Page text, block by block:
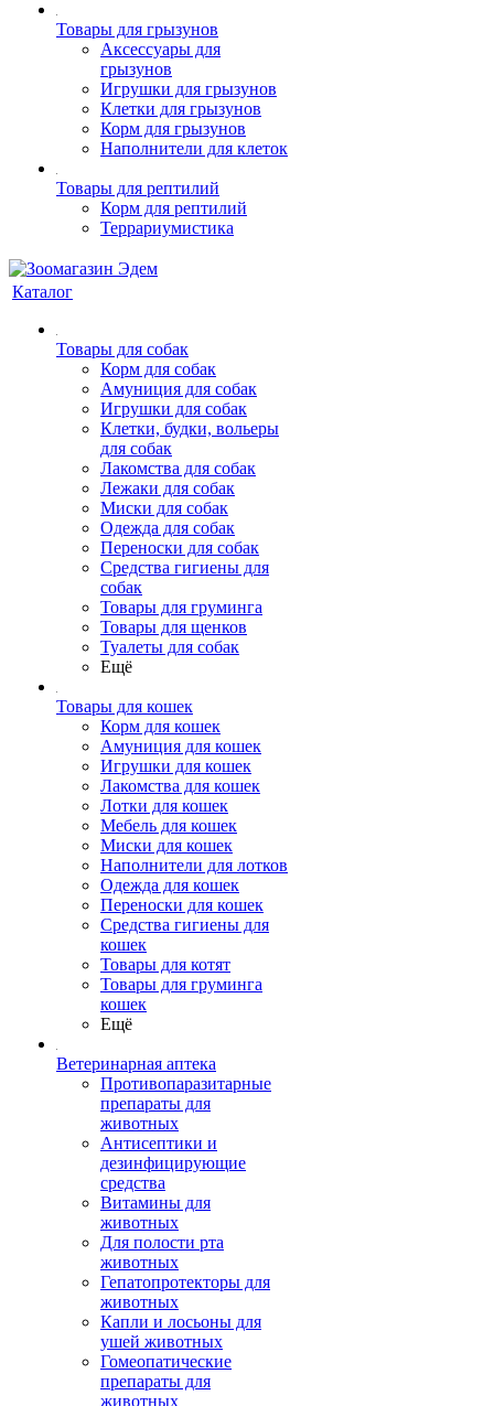
Товары для грызунов
Аксессуары для
грызунов
Игрушки для грызунов
Клетки для грызунов
Корм для грызунов
Наполнители для клеток
Товары для рептилий
Корм для рептилий
Террариумистика
Каталог
Товары для собак
Корм для собак
Амуниция для собак
Игрушки для собак
Клетки, будки, вольеры
для собак
Лакомства для собак
Лежаки для собак
Миски для собак
Одежда для собак
Переноски для собак
Средства гигиены для
собак
Товары для груминга
Товары для щенков
Туалеты для собак
Ещё
Товары для кошек
Корм для кошек
Амуниция для кошек
Игрушки для кошек
Лакомства для кошек
Лотки для кошек
Мебель для кошек
Миски для кошек
Наполнители для лотков
Одежда для кошек
Переноски для кошек
Средства гигиены для
кошек
Товары для котят
Товары для груминга
кошек
Ещё
Ветеринарная аптека
Противопаразитарные
препараты для
животных
Антисептики и
дезинфицирующие
средства
Витамины для
животных
Для полости рта
животных
Гепатопротекторы для
животных
Капли и лосьоны для
ушей животных
Гомеопатические
препараты для
животных